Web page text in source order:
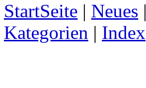
StartSeite | Neues |
Kategorien | Index